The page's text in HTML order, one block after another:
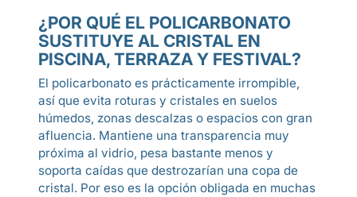
¿POR QUÉ EL POLICARBONATO
SUSTITUYE AL CRISTAL EN
PISCINA, TERRAZA Y FESTIVAL?
El policarbonato es prácticamente irrompible,
así que evita roturas y cristales en suelos
húmedos, zonas descalzas o espacios con gran
afluencia. Mantiene una transparencia muy
próxima al vidrio, pesa bastante menos y
soporta caídas que destrozarían una copa de
cristal. Por eso es la opción obligada en muchas